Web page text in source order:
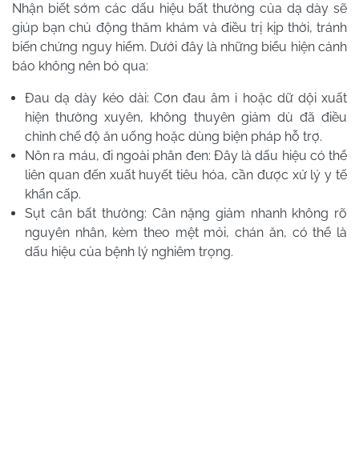
Nhận biết sớm các dấu hiệu bất thường của dạ dày sẽ
giúp bạn chủ động thăm khám và điều trị kịp thời, tránh
biến chứng nguy hiểm. Dưới đây là những biểu hiện cảnh
báo không nên bỏ qua:
Đau dạ dày kéo dài: Cơn đau âm ỉ hoặc dữ dội xuất
hiện thường xuyên, không thuyên giảm dù đã điều
chỉnh chế độ ăn uống hoặc dùng biện pháp hỗ trợ.
Nôn ra máu, đi ngoài phân đen: Đây là dấu hiệu có thể
liên quan đến xuất huyết tiêu hóa, cần được xử lý y tế
khẩn cấp.
Sụt cân bất thường: Cân nặng giảm nhanh không rõ
nguyên nhân, kèm theo mệt mỏi, chán ăn, có thể là
dấu hiệu của bệnh lý nghiêm trọng.